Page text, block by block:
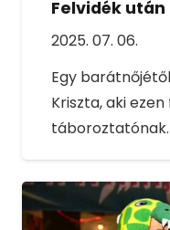
Felvidék
2025. 07. 06.
Egy
Kriszta, aki
táboroztatónak.